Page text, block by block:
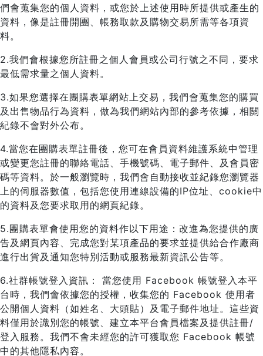
們會蒐集您的個人資料，或您於上述使用時所提供或產生的
資料，像是註冊開團、帳務取款及購物交易所需等各項資
料。
2.我們會根據您所註冊之個人會員或公司行號之不同，要求
最低需求量之個人資料。
3.如果您選擇在團購表單網站上交易，我們會蒐集您的購買
及出售物品行為資料，做為我們網站內部的參考依據，相關
紀錄不會對外公布。
4.當您在團購表單註冊後，您可在會員資料維護系統中管理
或變更您註冊的聯絡電話、手機號碼、電子郵件、及會員密
碼等資料。於一般瀏覽時，我們會自動接收並紀錄您瀏覽器
上的伺服器數值，包括您使用連線設備的IP位址、cookie中
的資料及您要求取用的網頁紀錄。
5.團購表單會使用您的資料作以下用途：改進為您提供的廣
告及網頁內容、完成您對某項產品的要求並提供給合作廠商
進行出貨及通知您特別活動或服務最新資訊公告等。
6.社群帳號登入資訊： 當您使用 Facebook 帳號登入本平
台時，我們會依據您的授權，收集您的 Facebook 使用者
公開個人資料（如姓名、大頭貼）及電子郵件地址。這些資
料僅用於識別您的帳號、建立本平台會員檔案及提供註冊/
登入服務。我們不會未經您的許可獲取您 Facebook 帳號
中的其他隱私內容。